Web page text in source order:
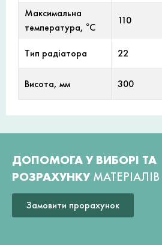
Максимальна
температура, °С
110
Тип радіатора 22
Висота, мм 300
ДОПОМОГА У ВИБОРІ ТА
РОЗРАХУНКУ МАТЕРІАЛІВ
Замовити прорахунок